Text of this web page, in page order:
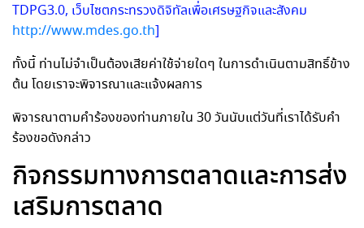
TDPG3.0, เว็บไซตกระทรวงดิจิทัลเพื่อเศรษฐกิจและสังคม
http://www.mdes.go.th]
ทั้งนี้ ท่านไม่จำเป็นต้องเสียค่าใช้จ่ายใดๆ ในการดำเนินตามสิทธิ์ข้าง
ต้น โดยเราจะพิจารณาและแจ้งผลการ
พิจารณาตามคำร้องของท่านภายใน 30 วันนับแต่วันที่เราได้รับคำ
ร้องขอดังกล่าว
กิจกรรมทางการตลาดและการส่ง
เสริมการตลาด